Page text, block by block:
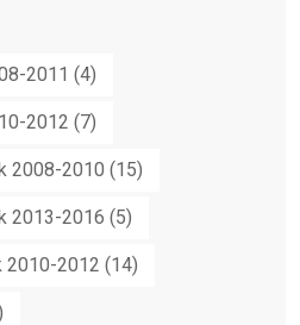
2011 (4)
2012 (7)
2008-2010 (15)
2013-2016 (5)
2010-2012 (14)